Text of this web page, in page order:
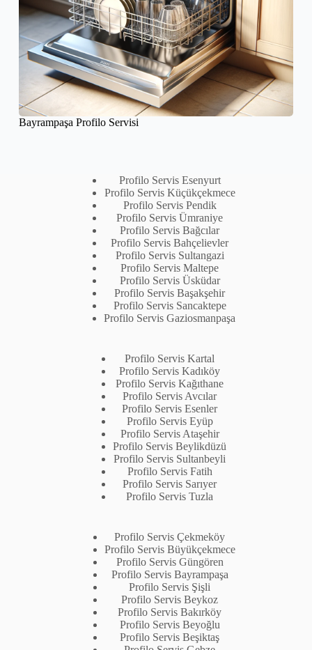
Bayrampaşa Profilo Servisi
Profilo Servis Esenyurt
Profilo Servis Küçükçekmece
Profilo Servis Pendik
Profilo Servis Ümraniye
Profilo Servis Bağcılar
Profilo Servis Bahçelievler
Profilo Servis Sultangazi
Profilo Servis Maltepe
Profilo Servis Üsküdar
Profilo Servis Başakşehir
Profilo Servis Sancaktepe
Profilo Servis Gaziosmanpaşa
Profilo Servis Kartal
Profilo Servis Kadıköy
Profilo Servis Kağıthane
Profilo Servis Avcılar
Profilo Servis Esenler
Profilo Servis Eyüp
Profilo Servis Ataşehir
Profilo Servis Beylikdüzü
Profilo Servis Sultanbeyli
Profilo Servis Fatih
Profilo Servis Sarıyer
Profilo Servis Tuzla
Profilo Servis Çekmeköy
Profilo Servis Büyükçekmece
Profilo Servis Güngören
Profilo Servis Bayrampaşa
Profilo Servis Şişli
Profilo Servis Beykoz
Profilo Servis Bakırköy
Profilo Servis Beyoğlu
Profilo Servis Beşiktaş